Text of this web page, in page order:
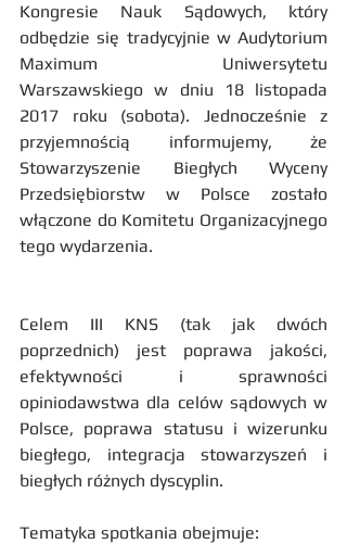
Kongresie Nauk Sądowych, który
odbędzie się tradycyjnie w Audytorium
Maximum Uniwersytetu
Warszawskiego w dniu 18 listopada
2017 roku (sobota). Jednocześnie z
przyjemnością informujemy, że
Stowarzyszenie Biegłych Wyceny
Przedsiębiorstw w Polsce zostało
włączone do Komitetu Organizacyjnego
tego wydarzenia.
Celem III KNS (tak jak dwóch
poprzednich) jest poprawa jakości,
efektywności i sprawności
opiniodawstwa dla celów sądowych w
Polsce, poprawa statusu i wizerunku
biegłego, integracja stowarzyszeń i
biegłych różnych dyscyplin.
Tematyka spotkania obejmuje: